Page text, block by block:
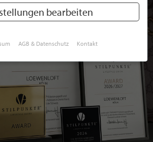
bearbeiten
AGB & Datenschutz Kontakt